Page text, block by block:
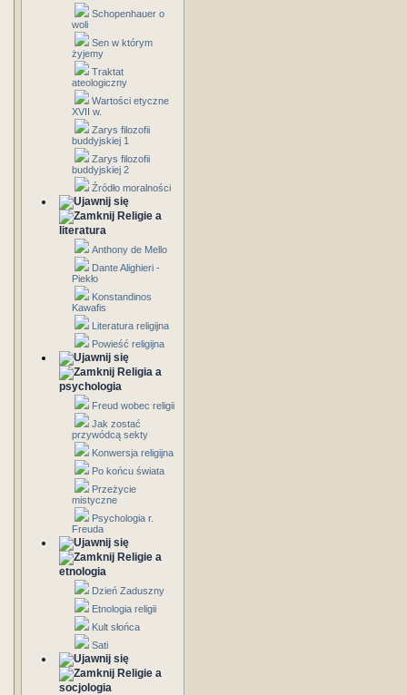
Schopenhauer o
woli
Sen w którym
żyjemy
Traktat
ateologiczny
Wartości etyczne
XVII w.
Zarys filozofii
buddyjskiej 1
Zarys filozofii
buddyjskiej 2
Źródło moralności
Religie a
literatura
Anthony de Mello
Dante Alighieri -
Piekło
Konstandinos
Kawafis
Literatura religijna
Powieść religijna
Religia a
psychologia
Freud wobec religii
Jak zostać
przywódcą sekty
Konwersja religijna
Po końcu świata
Przeżycie
mistyczne
Psychologia r.
Freuda
Religie a
etnologia
Dzień Zaduszny
Etnologia religii
Kult słońca
Sati
Religie a
socjologia